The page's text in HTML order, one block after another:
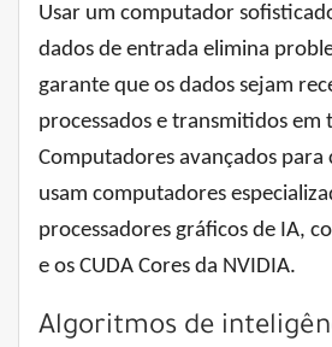
Usar um computador
dados de entrada elimina
garante que os dados sejam
processados ​​e transmitidos em
Computadores avançados
usam computadores
processadores gráficos de IA,
e os CUDA Cores da NVIDIA.
Algoritmos de